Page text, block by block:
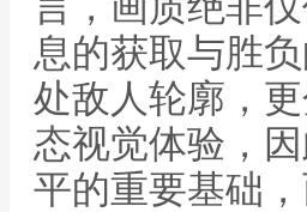
息的获取与胜
处敌人轮廓，
态视觉体验，
平的重要基础